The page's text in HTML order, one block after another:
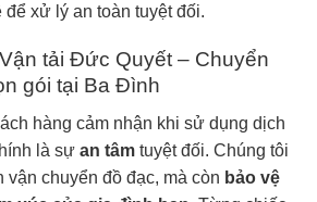
xử lý an toàn tuyệt đối.
tải Đức Quyết – Chuyển
gói tại Ba Đình
hàng cảm nhận khi sử dụng dịch
là sự an tâm tuyệt đối. Chúng tôi
vận chuyển đồ đạc, mà còn bảo vệ